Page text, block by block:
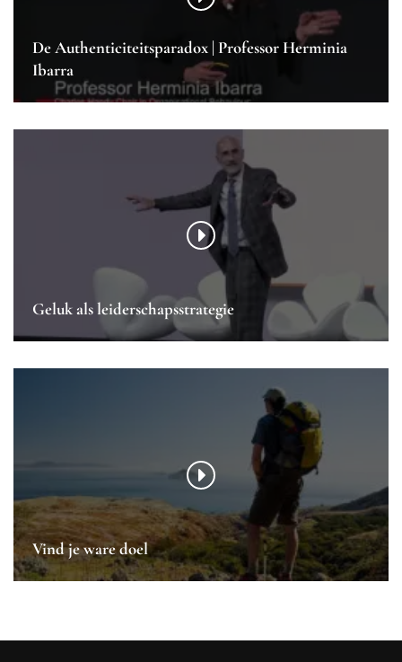
De Authenticiteitsparadox | Professor Herminia
Ibarra
Geluk als leiderschapsstrategie
Vind je ware doel